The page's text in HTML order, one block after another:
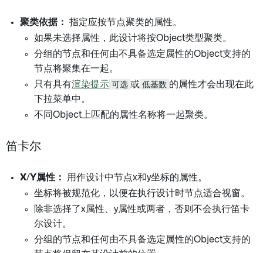
聚类依据：
指定应按节点聚类的属性。
如果未选择属性，此设计将按Object类型聚类。
分组的节点和任何由不具备选定属性的Object支持的
节点将聚集在一起。
只有具有渲染提示 可选 或 低基数 的属性才会出现在此
下拉菜单中。
不同Object上匹配的属性名称将一起聚类。
笛卡尔
X/Y属性：
用作设计中节点x和y坐标的属性。
坐标将被规范化，以便在执行设计时节点适合视窗。
除非选择了x属性、y属性或两者，否则不会执行笛卡
尔设计。
分组的节点和任何由不具备选定属性的Object支持的